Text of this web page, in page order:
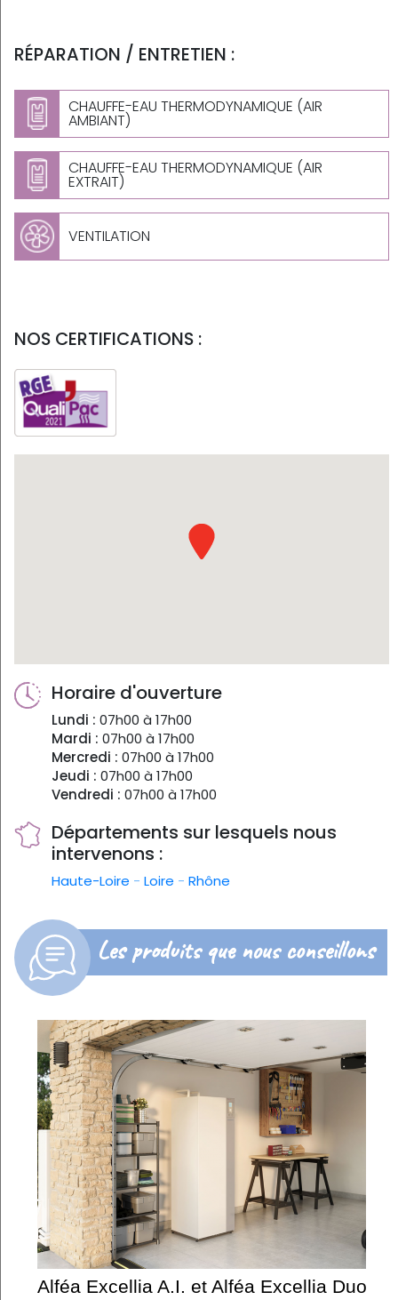
RÉPARATION / ENTRETIEN :
CHAUFFE-EAU THERMODYNAMIQUE (AIR
AMBIANT)
CHAUFFE-EAU THERMODYNAMIQUE (AIR
EXTRAIT)
VENTILATION
NOS CERTIFICATIONS :
Horaire d'ouverture
Lundi : 07h00 à 17h00
Mardi : 07h00 à 17h00
Mercredi : 07h00 à 17h00
Jeudi : 07h00 à 17h00
Vendredi : 07h00 à 17h00
Départements sur lesquels nous
intervenons :
Haute-Loire - Loire - Rhône
Les produits que nous conseillons
Alféa Excellia A.I. et Alféa Excellia Duo